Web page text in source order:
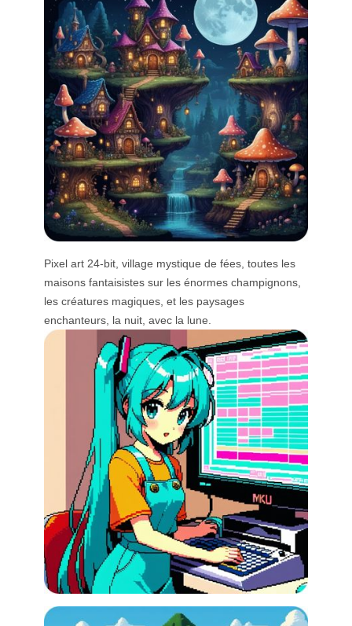
Pixel art 24-bit, village mystique de fées, toutes les
maisons fantaisistes sur les énormes champignons,
les créatures magiques, et les paysages
enchanteurs, la nuit, avec la lune.